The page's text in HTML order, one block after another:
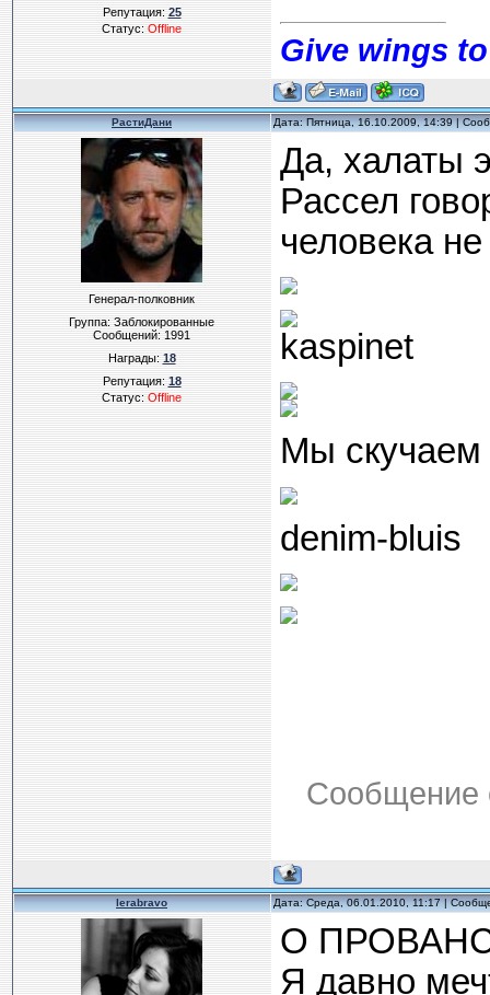
Репутация:25
Статус:Offline
Give wings
РастиДани Дата: Пятница, 16.10.2009, 14:39 |
Генерал-полковник
Группа: Заблокированные
Сообщений:1991
Награды:18
Репутация:18
Статус:Offline
Да, халаты
Рассел
человека
kaspinet
Мы скучаем
denim-bluis
Сообщение
lerabravo Дата: Среда, 06.01.2010, 11:17 |
О
Я давно